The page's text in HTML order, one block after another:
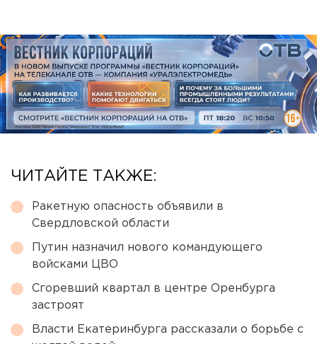
ЧИТАЙТЕ ТАКЖЕ:
Ракетную опасность объявили в
Свердловской области
Путин назначил нового командующего
войсками ЦВО
Сгоревший квартал в центре Оренбурга
застроят
Власти Екатеринбурга рассказали о борьбе с